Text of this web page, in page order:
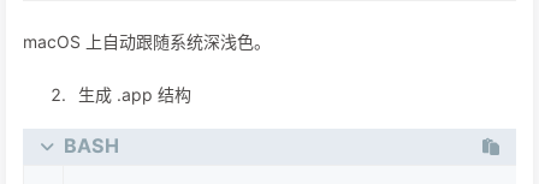
macOS 上自动跟随系统深浅色。
生成 .app 结构
BASH